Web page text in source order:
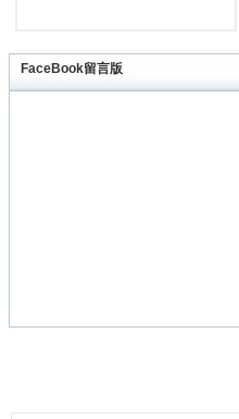
FaceBook留言版